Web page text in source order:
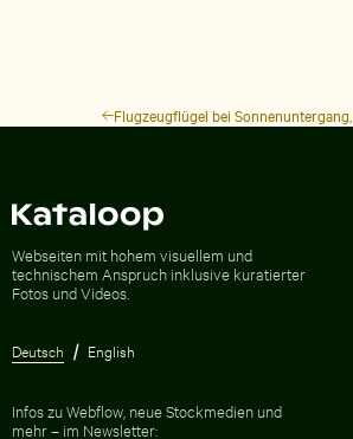
Flugzeugflügel bei
Webseiten mit hohem visuellem und
technischem Anspruch inklusive kuratierter
Fotos und Videos.
Deutsch English
Infos zu Webflow, neue Stockmedien und
mehr – im Newsletter: